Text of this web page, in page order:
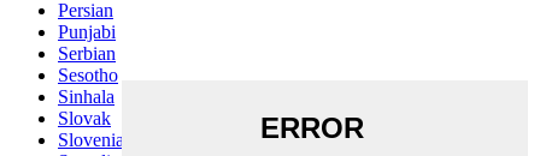
Persian
Punjabi
Serbian
Sesotho
Sinhala
Slovak
Slovenian